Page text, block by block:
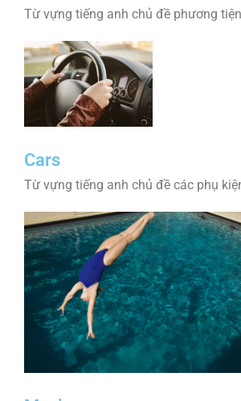
Từ vựng tiếng anh chủ đề phương
Cars
Từ vựng tiếng anh chủ đề các phụ